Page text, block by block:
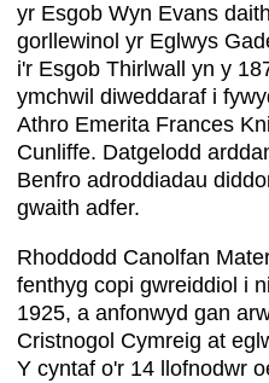
yr Esgob Wyn Evans
gorllewinol yr Eglwys
i'r Esgob Thirlwall yn y
ymchwil diweddaraf i
Athro Emerita Frances
Cunliffe. Datgelodd
Benfro adroddiadau
gwaith adfer.
Rhoddodd Canolfan
fenthyg copi gwreiddiol i
1925, a anfonwyd gan
Cristnogol Cymreig at
Y cyntaf o'r 14 llofnodwr